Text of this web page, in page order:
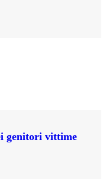
genitori vittime